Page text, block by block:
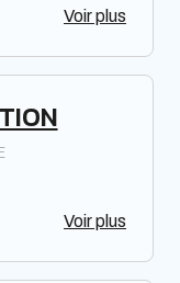
Voir plus
Voir plus